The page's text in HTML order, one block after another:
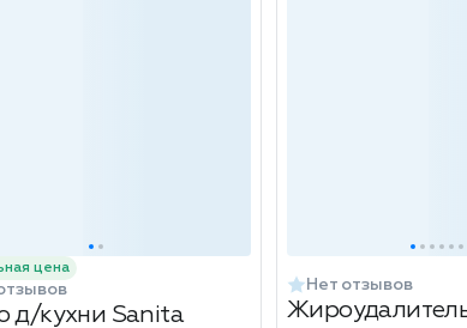
цена
д/кухни Sanita
Нет отзывов